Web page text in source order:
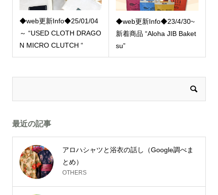
◆web更新Info◆25/01/04
～ “USED CLOTH DRAGO
N MICRO CLUTCH “
◆web更新Info◆23/4/30~
新着商品 “Aloha JIB Baket
su”
最近の記事
アロハシャツと浴衣の話し（Google調べま
とめ）
OTHERS